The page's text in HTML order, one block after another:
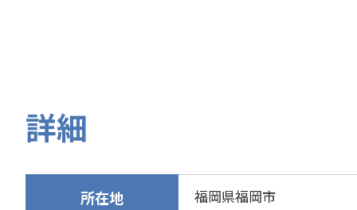
詳細
所在地 福岡県福岡市